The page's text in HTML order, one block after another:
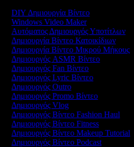
DIY Δημιουργία Βίντεο
Windows Video Maker
Αυτόματος Δημιουργός Υποτίτλων
Δημιουργία Βίντεο Κατοικίδιων
Δημιουργία Βίντεο Μικρού Μήκους
Δημιουργός ASMR Βίντεο
Δημιουργός Fan Βίντεο
Δημιουργός Lyric Βίντεο
Δημιουργός Outro
Δημιουργός Promo Βίντεο
Δημιουργός Vlog
Δημιουργός Βίντεο Fashion Haul
Δημιουργός Βίντεο Fitness
Δημιουργός Βίντεο Makeup Tutorial
Δημιουργός Βίντεο Podcast